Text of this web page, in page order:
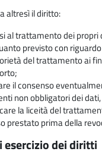
altresì il diritto:
al trattamento dei propri
previsto con
del trattamento ai
il consenso
non obbligatori dei
la liceità del
prestato prima della
esercizio dei diritti